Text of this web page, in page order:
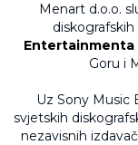
Menart d.o.o.
Entertainmenta
Goru i
Uz Sony Music
svjetskih
nezavisnih